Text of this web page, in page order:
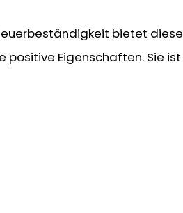
bietet diese
Eigenschaften. Sie ist